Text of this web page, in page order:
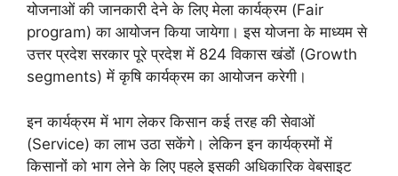
योजनाओं की जानकारी देने के लिए मेला कार्यक्रम (Fair
program) का आयोजन किया जायेगा। इस योजना के माध्यम से
उत्तर प्रदेश सरकार पूरे प्रदेश में 824 विकास खंडों (Growth
segments) में कृषि कार्यक्रम का आयोजन करेगी।
इन कार्यक्रम में भाग लेकर किसान कई तरह की सेवाओं
(Service) का लाभ उठा सकेंगे। लेकिन इन कार्यक्रमों में
किसानों को भाग लेने के लिए पहले इसकी अधिकारिक वेबसाइट